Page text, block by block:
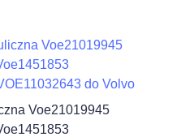
Voe21019945